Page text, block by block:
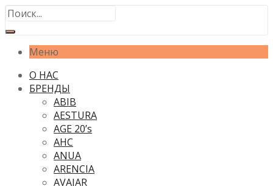
Меню
О НАС
БРЕНДЫ
ABIB
AESTURA
AGE 20’s
AHC
ANUA
ARENCIA
AVAJAR